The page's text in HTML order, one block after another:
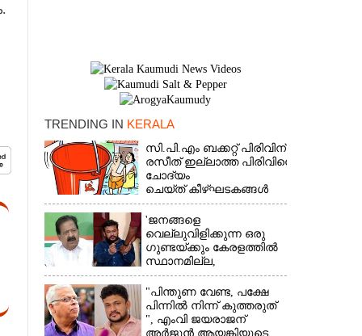
TRENDING IN KERALA
സി.പി.എം ബക്കറ്റ് പിരിവിന്:
രസീത് ഇല്ലാത്ത പിരിവിനെ
ചോദ്യം
ചെയ്ത് കീഴ്ഘടകങ്ങൾ
'ജനങ്ങളെ
വെല്ലുവിളിക്കുന്ന ഒരു
ഗുണ്ടയ്ക്കും കേരളത്തിൽ
സ്ഥാനമില്ല,​
അവരെല്ലാം
പൊലീസിന്റെ
നിരീക്ഷണത്തിലാണ്'
"പിന്തുണ വേണ്ട,​ പക്ഷേ
പിന്നിൽ നിന്ന് കുത്തരുത്
", എംവി ജയരാജന്
അർജുൻ ആയങ്കിയുടെ
×